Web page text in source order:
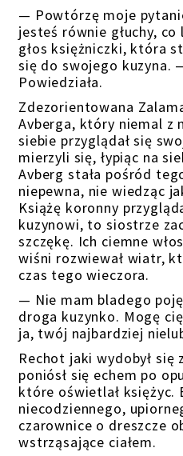
— Powtórzę moje
jesteś równie głuchy, co
głos księżniczki, która
się do swojego kuzyna.
Powiedziała.
Zdezorientowana
Avberga, który niemal z
siebie przyglądał się
mierzyli się, łypiąc na
Avberg stała pośród
niepewna, nie wiedząc
Książę koronny
kuzynowi, to siostrze
szczękę. Ich ciemne
wiśni rozwiewał wiatr,
czas tego wieczora.
— Nie mam bladego
droga kuzynko. Mogę
ja, twój najbardziej
Rechot jaki wydobył się
poniósł się echem po
które oświetlał księżyc.
niecodziennego,
czarownice o dreszcze
wstrząsające ciałem.